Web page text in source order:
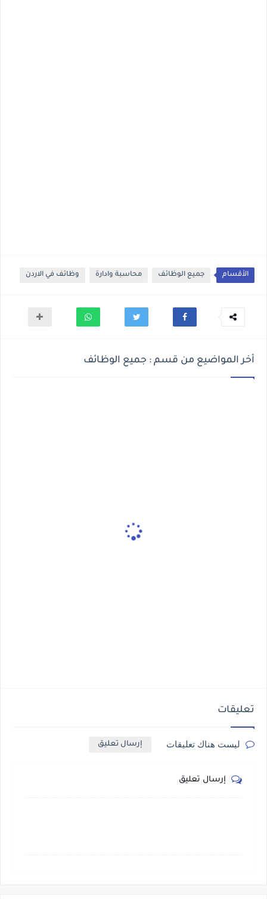
الأقسام جميع الوظائف محاسبة وادارة وظائف في الاردن
أخر المواضيع من قسم : جميع الوظائف
تعليقات
ليست هناك تعليقات إرسال تعليق
إرسال تعليق